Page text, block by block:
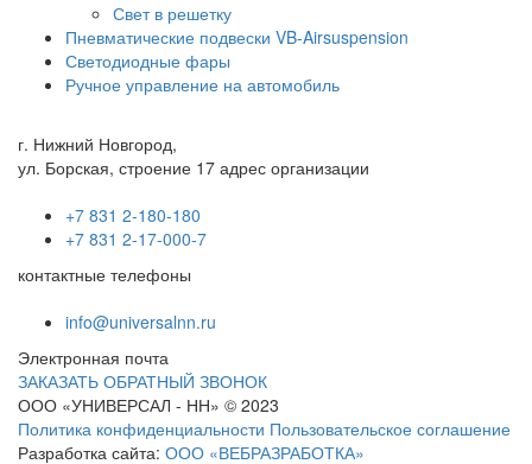
Свет в решетку
Пневматические подвески VB-Airsuspension
Светодиодные фары
Ручное управление на автомобиль
г. Нижний Новгород,
ул. Борская, строение 17 адрес организации
+7 831 2-180-180
+7 831 2-17-000-7
контактные телефоны
info@universalnn.ru
Электронная почта
ЗАКАЗАТЬ ОБРАТНЫЙ ЗВОНОК
ООО «УНИВЕРСАЛ - НН» © 2023
Политика конфиденциальности Пользовательское соглашение
Разработка сайта: ООО «ВЕБРАЗРАБОТКА»